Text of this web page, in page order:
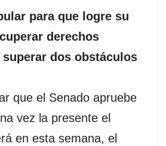
para que logre su
derechos
superar dos obstáculos
que el Senado apruebe
vez la presente el
en esta semana, el